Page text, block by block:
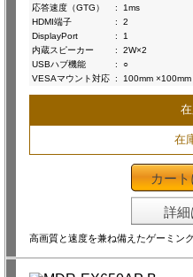
応答速度（GTG）
:
1ms
HDMI端子
:
2
DisplayPort
:
1
内蔵スピーカー
:
2W×2
USBハブ機能
:
○
VESAマウント対応 : 100mm ×100mm
在
カー
詳細
高画質と速度を兼ね備えたゲーミン